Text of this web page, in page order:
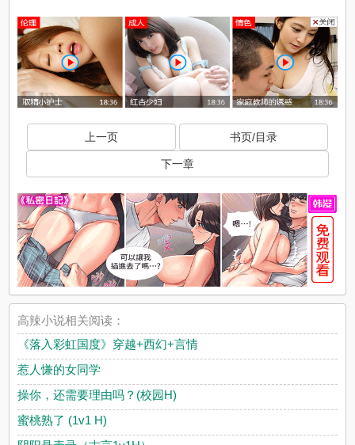
上一页 书页/目录
下一章
高辣小说相关阅读：
《落入彩虹国度》穿越+西幻+言情
惹人慊的女同学
操你，还需要理由吗？(校园H)
蜜桃熟了 (1v1 H)